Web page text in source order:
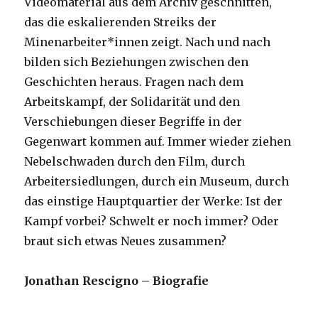
das die eskalierenden Streiks der
Minenarbeiter*innen zeigt. Nach und nach
bilden sich Beziehungen zwischen den
Geschichten heraus. Fragen nach dem
Arbeitskampf, der Solidarität und den
Verschiebungen dieser Begriffe in der
Gegenwart kommen auf. Immer wieder ziehen
Nebelschwaden durch den Film, durch
Arbeitersiedlungen, durch ein Museum, durch
das einstige Hauptquartier der Werke: Ist der
Kampf vorbei? Schwelt er noch immer? Oder
braut sich etwas Neues zusammen?
Jonathan Rescigno – Biografie